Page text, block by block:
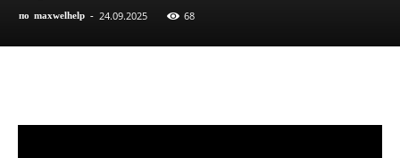
по maxwelhelp - 24.09.2025 68